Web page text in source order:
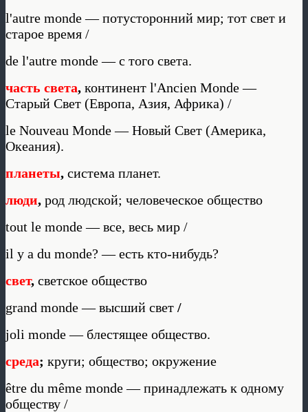
l'autre monde — потусторонний мир; тот свет и
старое время /
de l'autre monde — с того света.
часть света, континент l'Ancien Monde —
Старый Свет (Европа, Азия, Африка) /
le Nouveau Monde — Новый Свет (Америка,
Океания).
планеты, система планет.
люди, род людской; человеческое общество
tout le monde — все, весь мир /
il y a du monde? — есть кто-нибудь?
свет, светское общество
grand monde — высший свет /
joli monde — блестящее общество.
среда; круги; общество; окружение
être du même monde — принадлежать к одному
обществу /